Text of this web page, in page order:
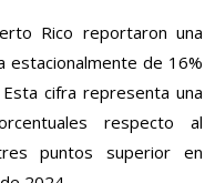
Rico reportaron una
estacionalmente de 16%
cifra representa una
respecto al
puntos superior en